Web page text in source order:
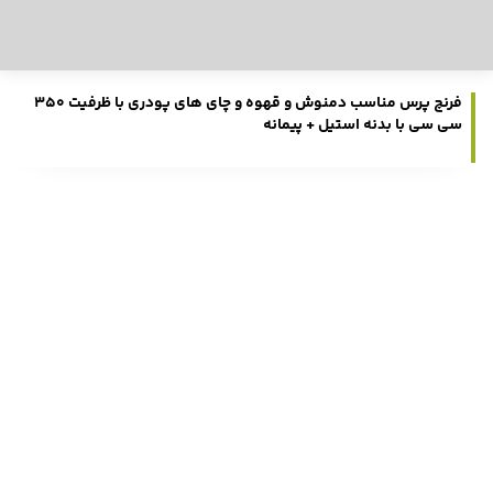
فرنچ پرس مناسب دمنوش و قهوه و چای های پودری با ظرفیت 350
سی سی با بدنه استیل + پیمانه